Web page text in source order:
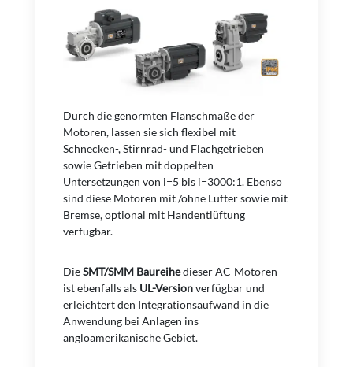
Durch die genormten Flanschmaße der
Motoren, lassen sie sich flexibel mit
Schnecken-, Stirnrad- und Flachgetrieben
sowie Getrieben mit doppelten
Untersetzungen von i=5 bis i=3000:1. Ebenso
sind diese Motoren mit /ohne Lüfter sowie mit
Bremse, optional mit Handentlüftung
verfügbar.
DieSMT/SMM Baureihedieser AC-Motoren
ist ebenfalls als UL-Versionverfügbar und
erleichtert den Integrationsaufwand in die
Anwendung bei Anlagen ins
angloamerikanische Gebiet.